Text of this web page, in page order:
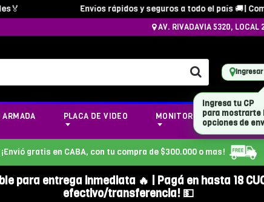
Envíos rápidos y seguros a todo el país 🚚|
AV. RIVADAVIA 5320, LOCAL
Ingresar
ARMADA PLACA DE VIDEO MONITOR NOTEBOOK
¡Envió gratis en CABA, con tu compra de $300.000 o mas!
para entrega inmediata 🔥 | Pagá en hasta 18
efectivo/transferencia! 💵
Ingresa tu CP
para mostrarte
opciones de